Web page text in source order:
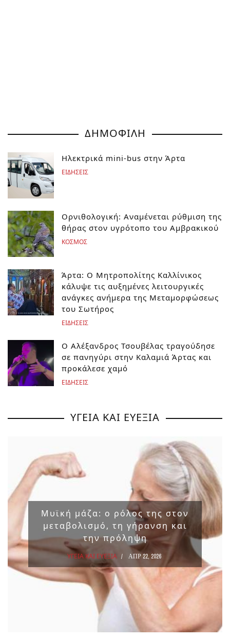
ΔΗΜΟΦΙΛΗ
Ηλεκτρικά mini-bus στην Άρτα
ΕΙΔΗΣΕΙΣ
Ορνιθολογική: Αναμένεται ρύθμιση της
θήρας στον υγρότοπο του Αμβρακικού
ΚΟΣΜΟΣ
Άρτα: Ο Μητροπολίτης Καλλίνικος
κάλυψε τις αυξημένες λειτουργικές
ανάγκες ανήμερα της Μεταμορφώσεως
του Σωτήρος
ΕΙΔΗΣΕΙΣ
Ο Αλέξανδρος Τσουβέλας τραγούδησε
σε πανηγύρι στην Καλαμιά Άρτας και
προκάλεσε χαμό
ΕΙΔΗΣΕΙΣ
ΥΓΕΙΑ ΚΑΙ ΕΥΕΞΙΑ
Μυϊκή μάζα: ο ρόλος της στον
μεταβολισμό, τη γήρανση και
την πρόληψη
ΥΓΕΙΑ ΚΑΙ ΕΥΕΞΙΑ ΑΠΡ 22, 2026